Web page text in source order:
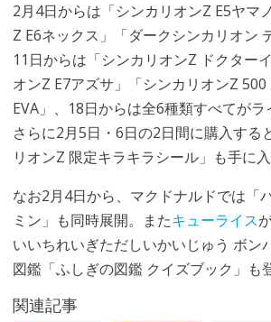
2月4日からは「シンカリオンZ E5ヤマ
Z E6ネックス」「ダークシンカリオン
11日からは「シンカリオンZ ドクター
オンZ E7アズサ」「シンカリオンZ 500
EVA」、18日からは全6種類すべてがラ
さらに2月5日・6日の2日間に購入する
リオンZ 限定キラキラシール」も手に入
なお2月4日から、マクドナルドでは「
ミン」も同時展開。またキューライス
いいちれいぎただしいかいじゅう ボン
図鑑「ふしぎの図鑑 クイズブック」も
関連記事